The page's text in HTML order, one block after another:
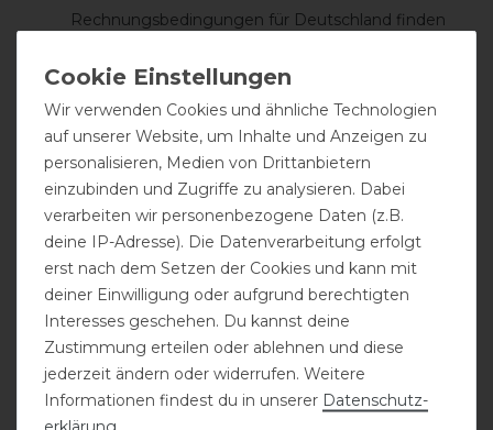
Rechnungsbedingungen für Deutschland finden
https://cdn.klarna.com/1.0/shared/content/legal/ter
ms/0/de_de/invoice; die Bedingungen für die
Option zur Verlängerung des Zahlungsziels finden
Sie unter
https://cdn.klarna.com/1.0/shared/content/legal/ter
ms/0/de_de/due_date_extension
Die Klarna Rechnungsbedingungen für Österreich
finden Sie unter
https://cdn.klarna.com/1.0/shared/content/legal/ter
ms/0/de_at/invoice; die Bedingungen für die
Sie unter
Wir verwenden Cookies und ähnliche Technologien
auf unserer Website, um Inhalte und Anzeigen zu
personalisieren, Medien von Drittanbietern
einzubinden und Zugriffe zu analysieren. Dabei
verarbeiten wir personenbezogene Daten (z.B.
deine IP-Adresse). Die Datenverarbeitung erfolgt
erst nach dem Setzen der Cookies und kann mit
deiner Einwilligung oder aufgrund berechtigten
Interesses geschehen. Du kannst deine
Zustimmung erteilen oder ablehnen und diese
jederzeit ändern oder widerrufen. Weitere
Informationen findest du in unserer Daten­schutz­